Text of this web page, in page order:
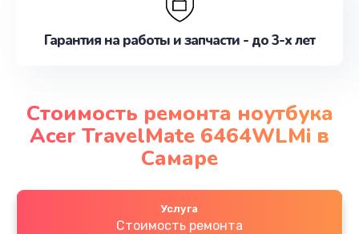
Гарантия на работы и запчасти - до 3-х лет
Стоимость ремонта ноутбука
Acer TravelMate 6464WLMi в
Самаре
Услуга
Стоимость ремонта